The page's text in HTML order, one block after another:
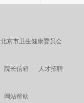
北京市卫生健康委员会
院长信箱 人才招聘
网站帮助